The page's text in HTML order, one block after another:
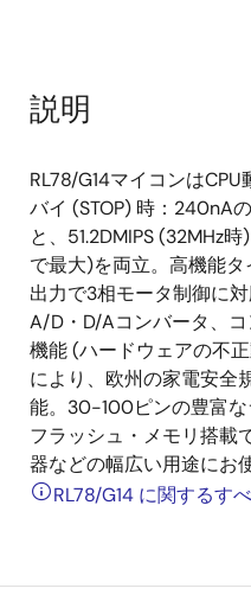
説明
RL78/G14マイコンは
バイ (STOP) 時：240nA
と、51.2DMIPS (32MHz
で最大)を両立。高機能
出力で3相モータ制御に
A/D・D/Aコンバータ、
機能 (ハードウェアの不
により、欧州の家電安全
能。30-100ピンの豊富な
フラッシュ・メモリ搭載
器などの幅広い用途にお
RL78/G14 に関するす